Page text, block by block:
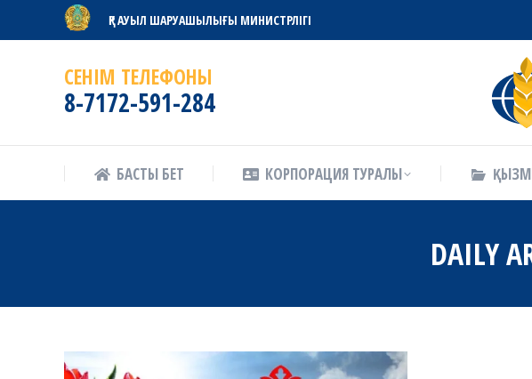
ҚР АУЫЛ ШАРУАШЫЛЫҒЫ МИНИСТРЛІГІ
СЕНІМ ТЕЛЕФОНЫ
8-7172-591-284
БАСТЫ БЕТ КОРПОРАЦИЯ ТУРАЛЫ
DAILY
БАСТЫ БЕТ КОРПОРАЦИЯ ТУРАЛЫ